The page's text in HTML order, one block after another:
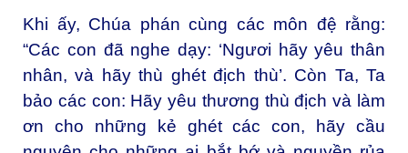
Khi ấy, Chúa phán cùng các môn đệ rằng:
“Các con đã nghe dạy: ‘Ngươi hãy yêu thân
nhân, và hãy thù ghét địch thù’. Còn Ta, Ta
bảo các con: Hãy yêu thương thù địch và làm
ơn cho những kẻ ghét các con, hãy cầu